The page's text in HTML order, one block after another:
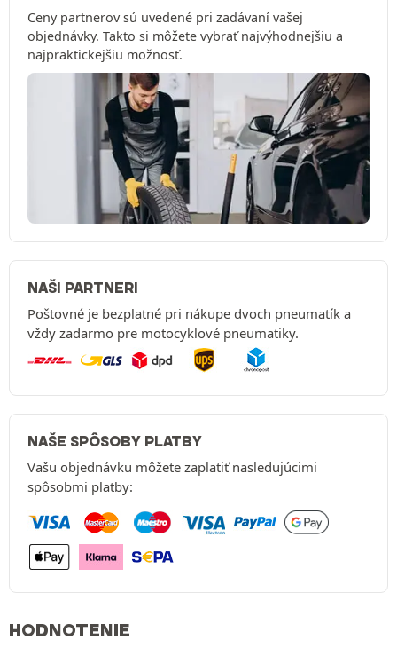
Ceny partnerov sú uvedené pri zadávaní vašej
objednávky. Takto si môžete vybrať najvýhodnejšiu a
najpraktickejšiu možnosť.
NAŠI PARTNERI
Poštovné je bezplatné pri nákupe dvoch pneumatík a
vždy zadarmo pre motocyklové pneumatiky.
NAŠE SPÔSOBY PLATBY
Vašu objednávku môžete zaplatiť nasledujúcimi
spôsobmi platby:
HODNOTENIE